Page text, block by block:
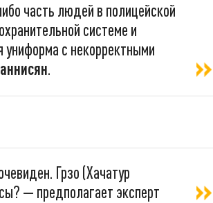
часть людей в полицейской
системе и
униформа с некорректными
.
Грзо (Хачатур
— предполагает эксперт